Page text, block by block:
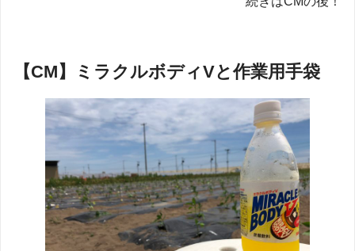
【CM】ミラクルボディVと作業用手袋